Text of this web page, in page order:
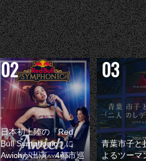
日本初上陸の『Red
Bull Symphonic』に
Awichが出演 4都市巡
青葉市子と
よるツーマ